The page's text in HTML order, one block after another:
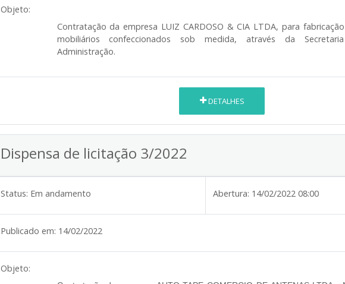
Objeto:
Contratação da empresa LUIZ CARDOSO & CIA LTDA,para
mobiliários confeccionados sob medida, através da
Administração.
DETALHES
Dispensa de licitação 3/2022
Status: Em andamento Abertura: 14/02/2022 08:00
Publicado em: 14/02/2022
Objeto: